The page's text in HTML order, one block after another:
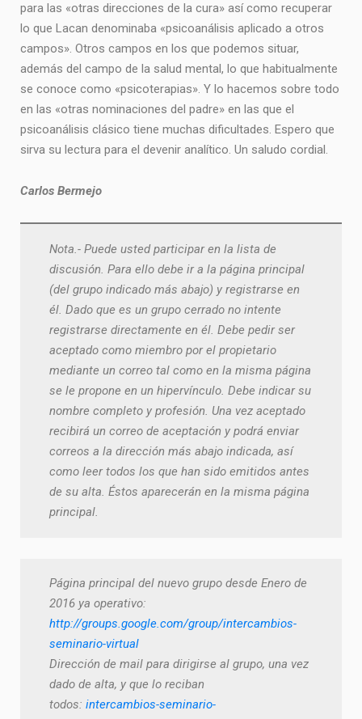
para las «otras direcciones de la cura» así como recuperar
lo que Lacan denominaba «psicoanálisis aplicado a otros
campos». Otros campos en los que podemos situar,
además del campo de la salud mental, lo que habitualmente
se conoce como «psicoterapias». Y lo hacemos sobre todo
en las «otras nominaciones del padre» en las que el
psicoanálisis clásico tiene muchas dificultades. Espero que
sirva su lectura para el devenir analítico. Un saludo cordial.
Carlos Bermejo
Nota.- Puede usted participar en la lista de
discusión. Para ello debe ir a la página principal
(del grupo indicado más abajo) y registrarse en
él. Dado que es un grupo cerrado no intente
registrarse directamente en él. Debe pedir ser
aceptado como miembro por el propietario
mediante un correo tal como en la misma página
se le propone en un hipervínculo. Debe indicar su
nombre completo y profesión. Una vez aceptado
recibirá un correo de aceptación y podrá enviar
correos a la dirección más abajo indicada, así
como leer todos los que han sido emitidos antes
de su alta. Éstos aparecerán en la misma página
principal.
Página principal del nuevo grupo desde Enero de
2016 ya operativo:
http://groups.google.com/group/intercambios-
seminario-virtual
Dirección de mail para dirigirse al grupo, una vez
dado de alta, y que lo reciban
todos: intercambios-seminario-